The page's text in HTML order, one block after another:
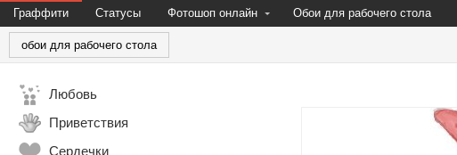
Граффити Статусы Фотошоп онлайн Обои для рабочего стола
обои для рабочего стола
Любовь
Приветствия
Сердечки